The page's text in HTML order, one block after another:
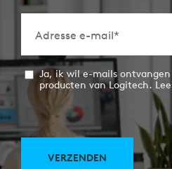
Adresse e-mail*
Ja, ik wil e-mails ontvangen
producten van Logitech.
VERZENDEN